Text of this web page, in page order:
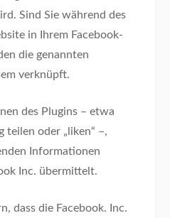
Sind Sie während des
in Ihrem Facebook-
die genannten
verknüpft.
des Plugins – etwa
teilen oder „liken“ –,
Informationen
Inc. übermittelt.
dass die Facebook. Inc.